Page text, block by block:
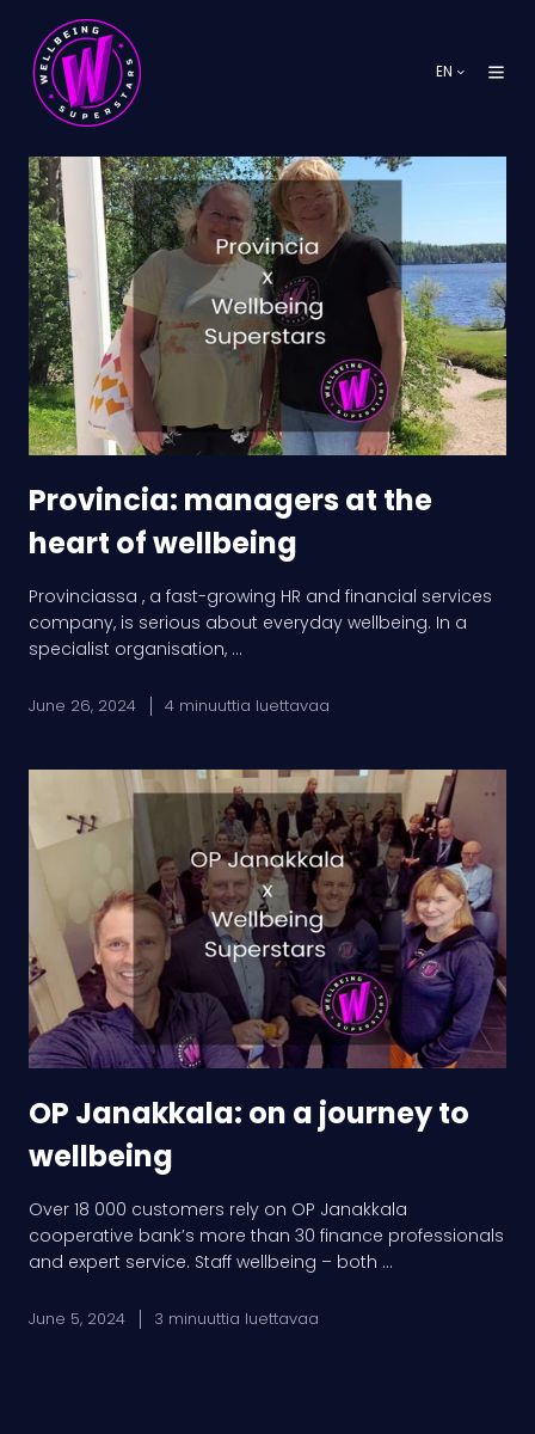
EN
Provincia:
managers
at
the
heart
of
wellbeing
Provincia: managers at the
heart of wellbeing
Provinciassa , a fast-growing HR and financial services
company, is serious about everyday wellbeing. In a
specialist organisation, ...
June 26, 2024 4 minuuttia luettavaa
Janakkala:
on
journey
to
wellbeing
OP Janakkala: on a journey to
wellbeing
Over 18 000 customers rely on OP Janakkala
cooperative bank’s more than 30 finance professionals
and expert service. Staff wellbeing – both ...
June 5, 2024 3 minuuttia luettavaa